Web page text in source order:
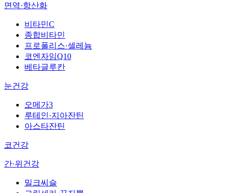
면역·항산화
비타민C
종합비타민
프로폴리스·셀레늄
코엔자임Q10
베타글루칸
눈건강
오메가3
루테인·지아잔틴
아스타잔틴
코건강
간·위건강
밀크씨슬